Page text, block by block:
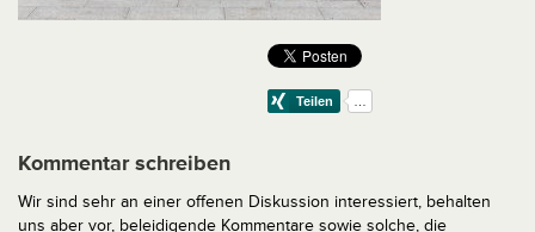
Kommentar schreiben
Wir sind sehr an einer offenen Diskussion interessiert, behalten
uns aber vor, beleidigende Kommentare sowie solche, die